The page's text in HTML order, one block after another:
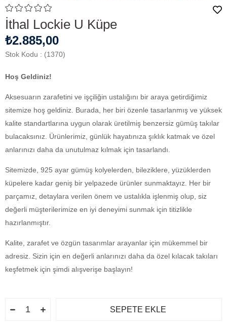
İthal Lockie U Küpe
₺2.885,00
Stok Kodu (1370)
Hoş Geldiniz!
Aksesuarın zarafetini ve işçiliğin ustalığını bir araya getirdiğimiz
sitemize hoş geldiniz. Burada, her biri özenle tasarlanmış ve yüksek
kalite standartlarına uygun olarak üretilmiş benzersiz gümüş takılar
bulacaksınız. Ürünlerimiz, günlük hayatınıza şıklık katmak ve özel
anlarınızı daha da unutulmaz kılmak için tasarlandı.
Sitemizde, 925 ayar gümüş kolyelerden, bileziklere, yüzüklerden
küpelere kadar geniş bir yelpazede ürünler sunmaktayız. Her bir
parçamız, detaylara verilen önem ve ustalıkla işlenmiş olup, siz
değerli müşterilerimize en iyi deneyimi sunmak için titizlikle
hazırlanmıştır.
Kalite, zarafet ve özgün tasarımlar arayanlar için mükemmel bir
adresiz. Sizin için en değerli anlarınızı daha da özel kılacak takıları
keşfetmek için şimdi alışverişe başlayın!